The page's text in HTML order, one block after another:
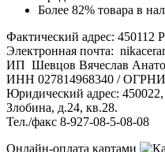
Более 82% товара в
Фактический адрес: 450112
Электронная почта:
ИП Шевцов Вячеслав
ИНН 027814968340 /
Юридический адрес:
Злобина, д.24, кв.28.
Тел./факс 8-927-08-5-08-08
Онлайн-оплата картами